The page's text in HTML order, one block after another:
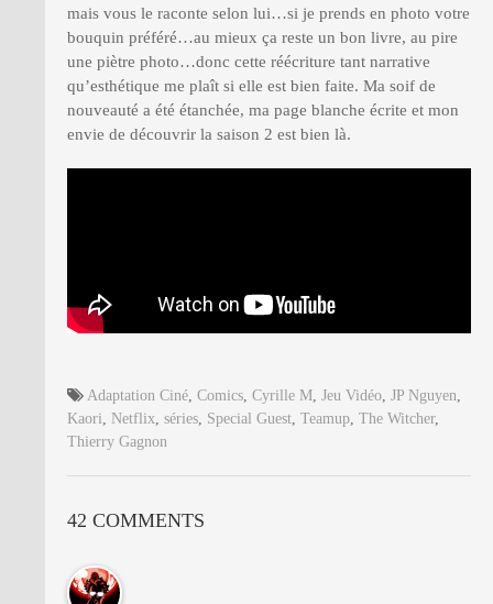
mais vous le raconte selon lui…si je prends en photo votre
bouquin préféré…au mieux ça reste un bon livre, au pire
une piètre photo…donc cette réécriture tant narrative
qu’esthétique me plaît si elle est bien faite. Ma soif de
nouveauté a été étanchée, ma page blanche écrite et mon
envie de découvrir la saison 2 est bien là.
Adaptation Ciné, Comics, Cyrille M, Jeu Vidéo, JP Nguyen,
Kaori, Netflix, séries, Special Guest, Teamup, The Witcher,
Thierry Gagnon
42 COMMENTS